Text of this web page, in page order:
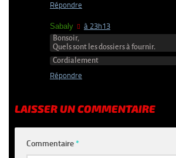
Répondre
Sabaly à 23h13
Bonsoir,
Quels sont les dossiers à fournir.
Cordialement
Répondre
LAISSER UN COMMENTAIRE
Commentaire*